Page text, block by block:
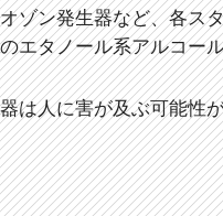
ゾン発生器など、各ス
エタノール系アルコー
は人に害が及ぶ可能性